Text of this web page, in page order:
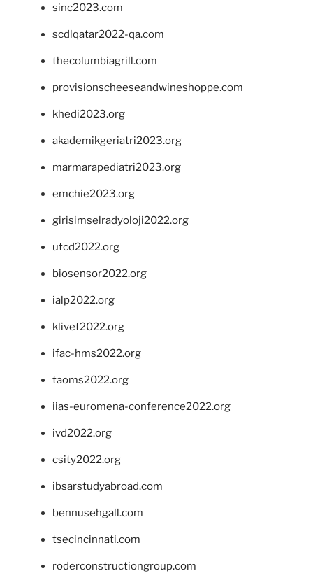
sinc2023.com
scdlqatar2022-qa.com
thecolumbiagrill.com
provisionscheeseandwineshoppe.com
khedi2023.org
akademikgeriatri2023.org
marmarapediatri2023.org
emchie2023.org
girisimselradyoloji2022.org
utcd2022.org
biosensor2022.org
ialp2022.org
klivet2022.org
ifac-hms2022.org
taoms2022.org
iias-euromena-conference2022.org
ivd2022.org
csity2022.org
ibsarstudyabroad.com
bennusehgall.com
tsecincinnati.com
roderconstructiongroup.com